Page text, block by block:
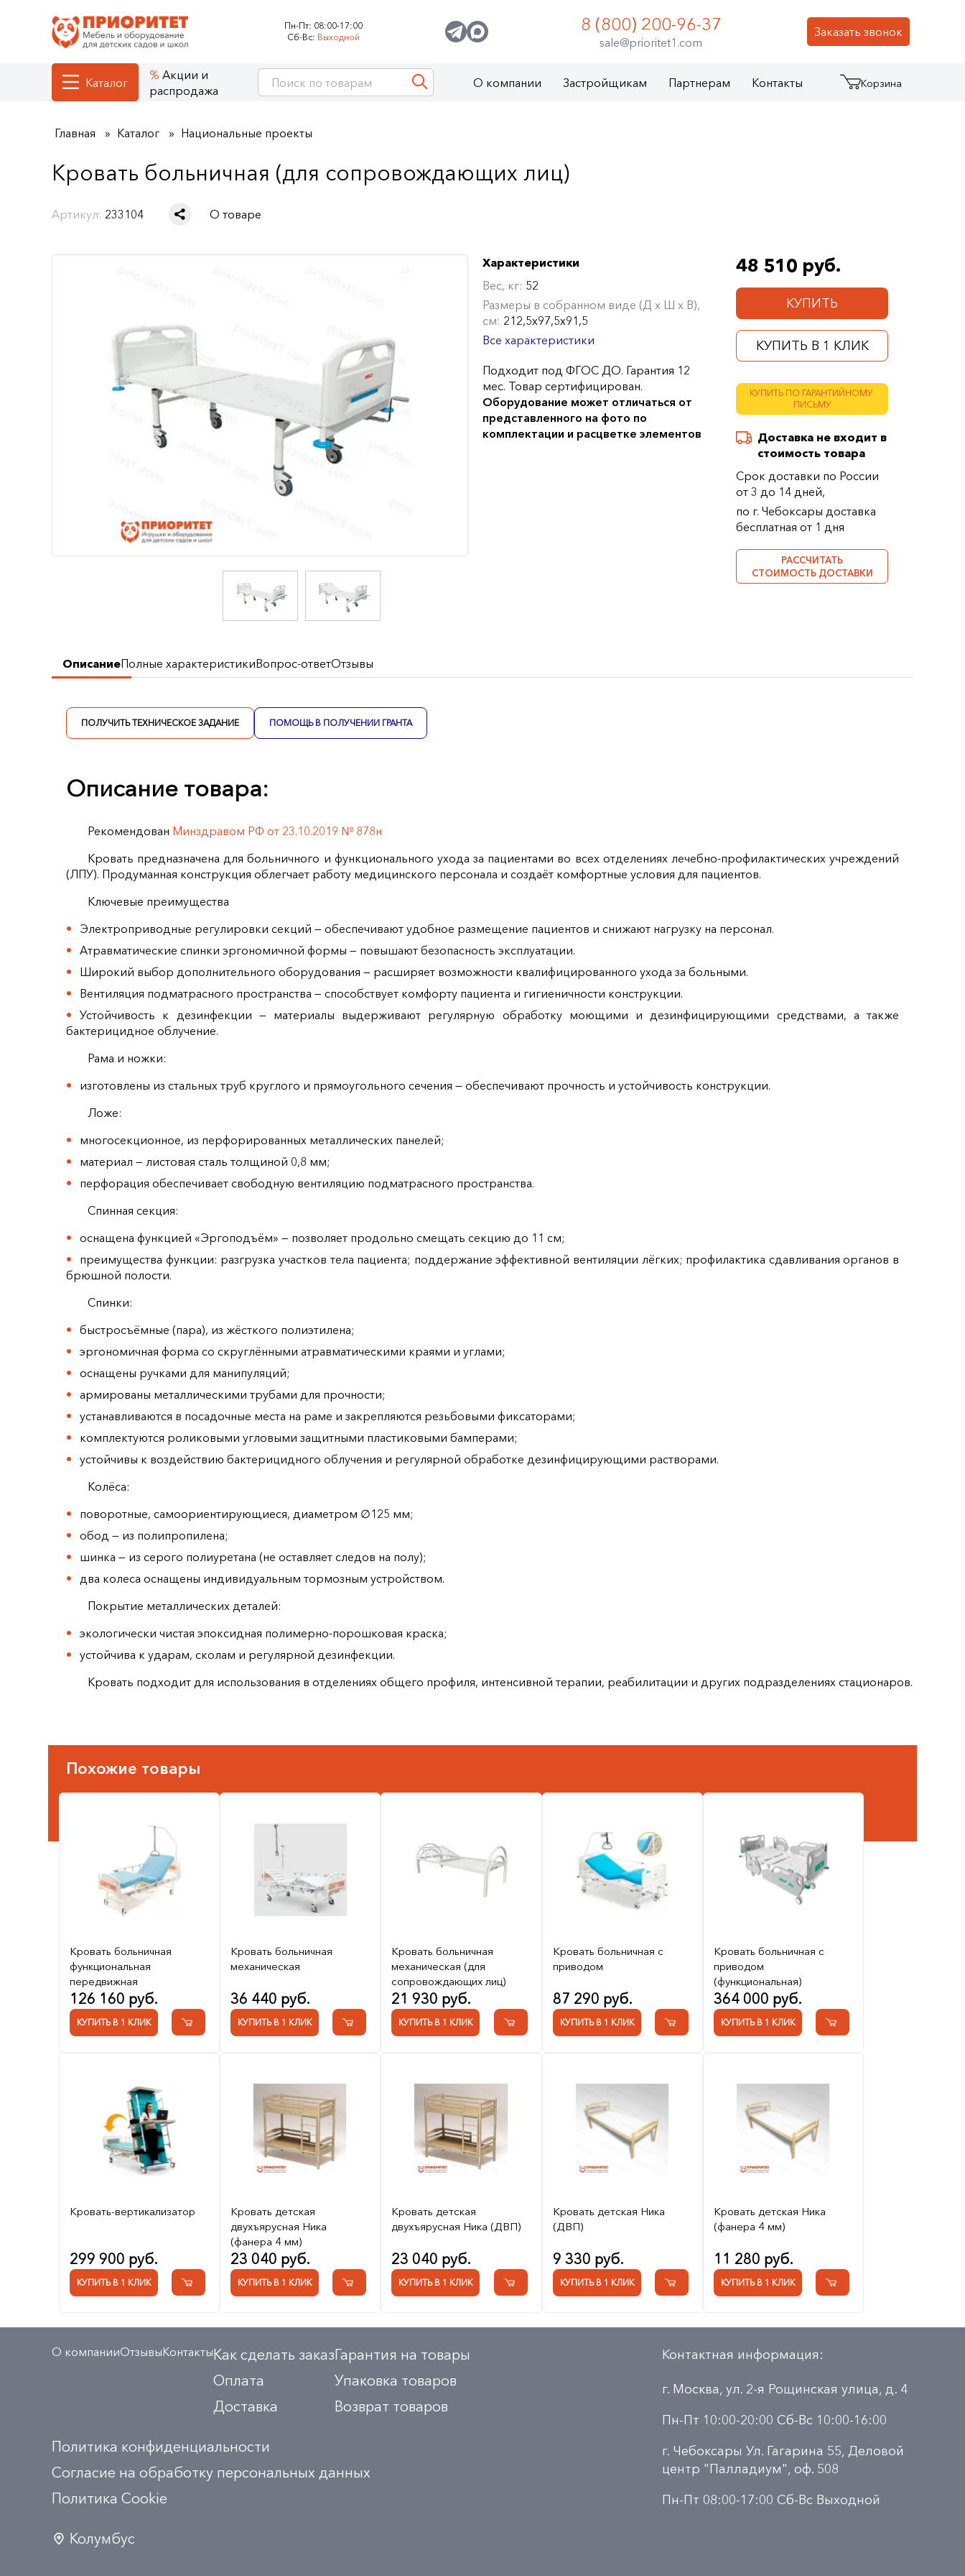
Пн-Пт: 08:00-17:00
Сб-Вс: Выходной Заказать звонок
8 (800) 200-96-37
sale@prioritet1.com
Каталог
Акции и
распродажа
О компании Застройщикам Партнерам Контакты Корзина
Главная Каталог Национальные проекты
Кровать больничная (для сопровождающих лиц)
Артикул: 233104 О товаре
48 510 руб.
КУПИТЬ
КУПИТЬ В 1 КЛИК
КУПИТЬ ПО ГАРАНТИЙНОМУ
ПИСЬМУ
Доставка не входит в
стоимость товара
Срок доставки по России
от 3 до 14 дней,
по г. Чебоксары доставка
бесплатная от 1 дня
РАССЧИТАТЬ
СТОИМОСТЬ ДОСТАВКИ
Характеристики
Вес, кг: 52
Размеры в собранном виде (Д х Ш х В),
см: 212,5х97,5х91,5
Все характеристики
Подходит под ФГОС ДО. Гарантия 12
мес. Товар сертифицирован.
Оборудование может отличаться от
представленного на фото по
комплектации и расцветке элементов
ОписаниеПолные характеристикиВопрос-ответОтзывы
ПОЛУЧИТЬ ТЕХНИЧЕСКОЕ ЗАДАНИЕ ПОМОЩЬ В ПОЛУЧЕНИИ ГРАНТА
Описание товара:
Рекомендован Минздравом РФ от 23.10.2019 № 878н
Кровать предназначена для больничного и функционального ухода за пациентами во всех отделениях лечебно‑профилактических учреждений
(ЛПУ). Продуманная конструкция облегчает работу медицинского персонала и создаёт комфортные условия для пациентов.
Ключевые преимущества
Электроприводные регулировки секций — обеспечивают удобное размещение пациентов и снижают нагрузку на персонал.
Атравматические спинки эргономичной формы — повышают безопасность эксплуатации.
Широкий выбор дополнительного оборудования — расширяет возможности квалифицированного ухода за больными.
Вентиляция подматрасного пространства — способствует комфорту пациента и гигиеничности конструкции.
Устойчивость к дезинфекции — материалы выдерживают регулярную обработку моющими и дезинфицирующими средствами, а также
бактерицидное облучение.
Рама и ножки:
изготовлены из стальных труб круглого и прямоугольного сечения — обеспечивают прочность и устойчивость конструкции.
Ложе:
многосекционное, из перфорированных металлических панелей;
материал — листовая сталь толщиной 0,8 мм;
перфорация обеспечивает свободную вентиляцию подматрасного пространства.
Спинная секция:
оснащена функцией «Эргоподъём» — позволяет продольно смещать секцию до 11 см;
преимущества функции: разгрузка участков тела пациента; поддержание эффективной вентиляции лёгких; профилактика сдавливания органов в
брюшной полости.
Спинки:
быстросъёмные (пара), из жёсткого полиэтилена;
эргономичная форма со скруглёнными атравматическими краями и углами;
оснащены ручками для манипуляций;
армированы металлическими трубами для прочности;
устанавливаются в посадочные места на раме и закрепляются резьбовыми фиксаторами;
комплектуются роликовыми угловыми защитными пластиковыми бамперами;
устойчивы к воздействию бактерицидного облучения и регулярной обработке дезинфицирующими растворами.
Колёса:
поворотные, самоориентирующиеся, диаметром ∅125 мм;
обод — из полипропилена;
шинка — из серого полиуретана (не оставляет следов на полу);
два колеса оснащены индивидуальным тормозным устройством.
Покрытие металлических деталей:
экологически чистая эпоксидная полимерно‑порошковая краска;
устойчива к ударам, сколам и регулярной дезинфекции.
Кровать подходит для использования в отделениях общего профиля, интенсивной терапии, реабилитации и других подразделениях стационаров. Она
Похожие товары
Кровать больничная
функциональная
передвижная
126 160 руб.
КУПИТЬ В 1 КЛИК
Кровать больничная
механическая
36 440 руб.
КУПИТЬ В 1 КЛИК
Кровать больничная
механическая (для
сопровождающих лиц)
21 930 руб.
КУПИТЬ В 1 КЛИК
Кровать больничная с
приводом
87 290 руб.
КУПИТЬ В 1 КЛИК
Кровать больничная с
приводом
(функциональная)
364 000 руб.
КУПИТЬ В 1 КЛИК
Кровать-вертикализатор
299 900 руб.
КУПИТЬ В 1 КЛИК
Кровать детская
двухъярусная Ника
(фанера 4 мм)
23 040 руб.
КУПИТЬ В 1 КЛИК
Кровать детская
двухъярусная Ника (ДВП)
23 040 руб.
КУПИТЬ В 1 КЛИК
Кровать детская Ника
(ДВП)
9 330 руб.
КУПИТЬ В 1 КЛИК
Кровать детская Ника
(фанера 4 мм)
11 280 руб.
КУПИТЬ В 1 КЛИК
О компанииОтзывыКонтактыКак сделать заказ
Оплата
Доставка
Гарантия на товары
Упаковка товаров
Возврат товаров
Политика конфиденциальности
Согласие на обработку персональных данных
Политика Сookie
Колумбус
Контактная информация:
г. Москва, ул. 2-я Рощинская улица, д. 4
Пн-Пт 10:00-20:00 Сб-Вс 10:00-16:00
г. Чебоксары Ул. Гагарина 55, Деловой
центр "Палладиум", оф. 508
Пн-Пт 08:00-17:00 Сб-Вс Выходной